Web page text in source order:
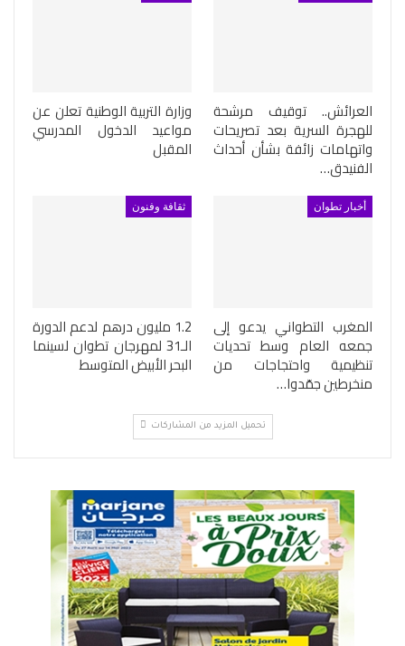
العرائش.. توقيف مرشحة
للهجرة السرية بعد تصريحات
واتهامات زائفة بشأن أحداث
الفنيدق…
وزارة التربية الوطنية تعلن عن
مواعيد الدخول المدرسي
المقبل
أخبار تطوان
المغرب التطواني يدعو إلى
جمعه العام وسط تحديات
تنظيمية واحتجاجات من
منخرطين جمّدوا…
ثقافة وفنون
1.2 مليون درهم لدعم الدورة
الـ31 لمهرجان تطوان لسينما
البحر الأبيض المتوسط
تحميل المزيد من المشاركات